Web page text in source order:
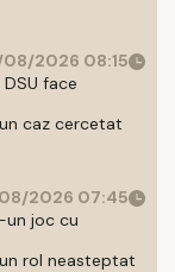
2026 08:15
face
caz cercetat
2026 07:45
un joc cu
rol neasteptat